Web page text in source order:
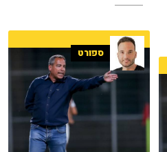
ספורט